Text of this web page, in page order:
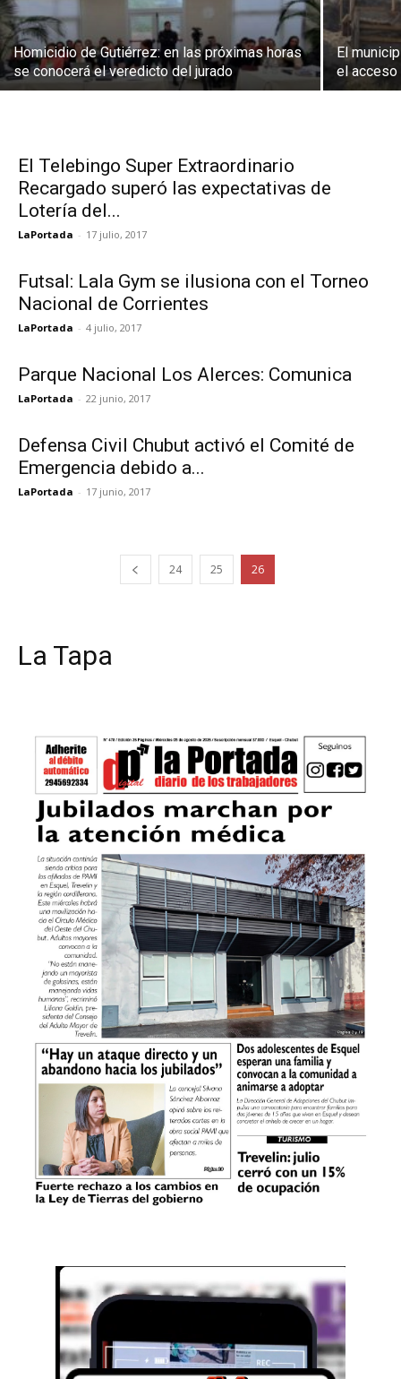
Homicidio de Gutiérrez: en las próximas horas
se conocerá el veredicto del jurado
El
el acceso
El Telebingo Super Extraordinario
Recargado superó las expectativas de
Lotería del...
LaPortada - 17 julio, 2017
Futsal: Lala Gym se ilusiona con el Torneo
Nacional de Corrientes
LaPortada - 4 julio, 2017
Parque Nacional Los Alerces: Comunica
LaPortada - 22 junio, 2017
Defensa Civil Chubut activó el Comité de
Emergencia debido a...
LaPortada - 17 junio, 2017
24 25 26
La Tapa